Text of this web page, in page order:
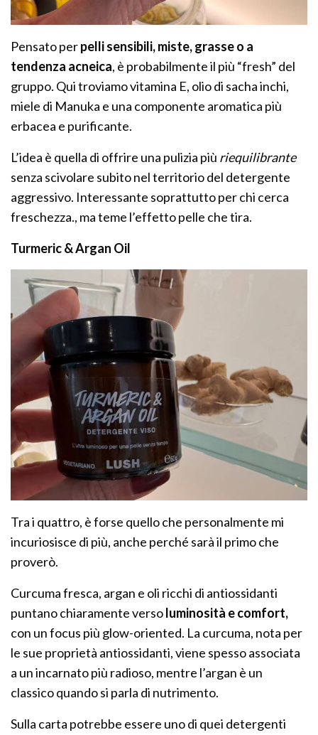
Pensato perpelli sensibili, miste, grasse o a
tendenza acneica, è probabilmente il più “fresh” del
gruppo. Qui troviamo vitamina E, olio di sacha inchi,
miele di Manuka e una componente aromatica più
erbacea e purificante.
L’idea è quella di offrire una pulizia più riequilibrante
senza scivolare subito nel territorio del detergente
aggressivo. Interessante soprattutto per chi cerca
freschezza., ma teme l’effetto pelle che tira.
Turmeric & Argan Oil
Tra i quattro, è forse quello che personalmente mi
incuriosisce di più, anche perché sarà il primo che
proverò.
Curcuma fresca, argan e oli ricchi di antiossidanti
puntano chiaramente versoluminosità e comfort,
con un focus più glow-oriented. La curcuma, nota per
le sue proprietà antiossidanti, viene spesso associata
a un incarnato più radioso, mentre l’argan è un
classico quando si parla di nutrimento.
Sulla carta potrebbe essere uno di quei detergenti